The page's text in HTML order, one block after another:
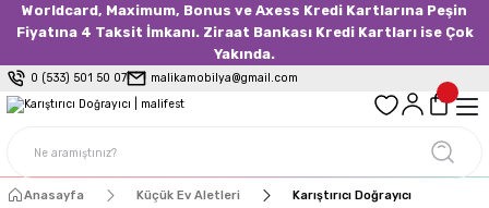
Worldcard, Maximum, Bonus ve Axess Kredi Kartlarına Peşin
Fiyatına 4 Taksit İmkanı. Ziraat Bankası Kredi Kartları ise Çok
Yakında.
0 (533) 501 50 07 malikamobilya@gmail.com
Anasayfa Küçük Ev Aletleri Karıştırıcı Doğrayıcı